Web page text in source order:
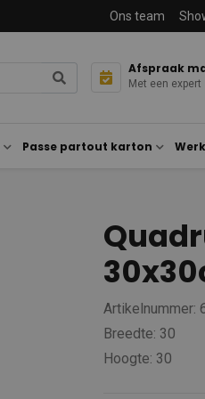
Ons team
Afspraak
Met een expert
Passe partout karton
Artikelnummer:
Breedte: 30
Hoogte: 30